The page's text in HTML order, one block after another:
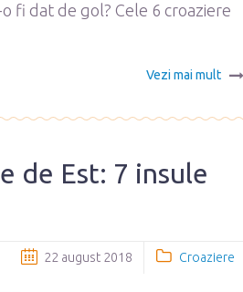
fi dat de gol? Cele 6 croaziere
Vezi mai mult
de Est: 7 insule
22 august 2018 Croaziere